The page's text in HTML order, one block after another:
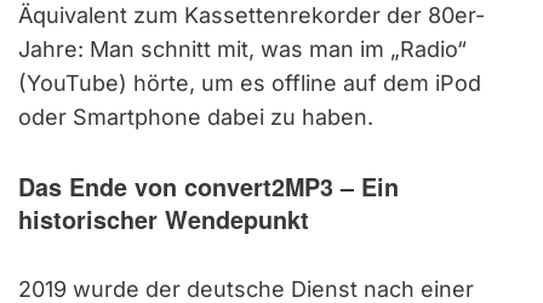
Äquivalent zum Kassettenrekorder der 80er-
Jahre: Man schnitt mit, was man im „Radio“
(YouTube) hörte, um es offline auf dem iPod
oder Smartphone dabei zu haben.
Das Ende von convert2MP3 – Ein
historischer Wendepunkt
2019 wurde der deutsche Dienst nach einer